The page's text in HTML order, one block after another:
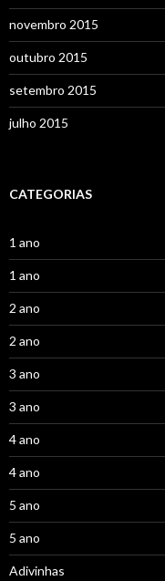
novembro 2015
outubro 2015
setembro 2015
julho 2015
CATEGORIAS
1 ano
1 ano
2 ano
2 ano
3 ano
3 ano
4 ano
4 ano
5 ano
5 ano
Adivinhas